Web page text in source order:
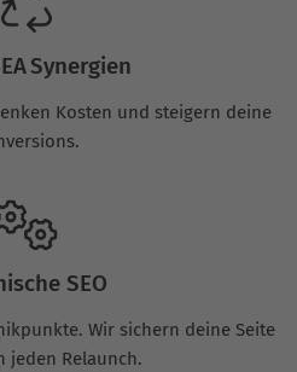
Synergien
Kosten und steigern deine
SEO
Wir sichern deine Seite
jeden Relaunch.